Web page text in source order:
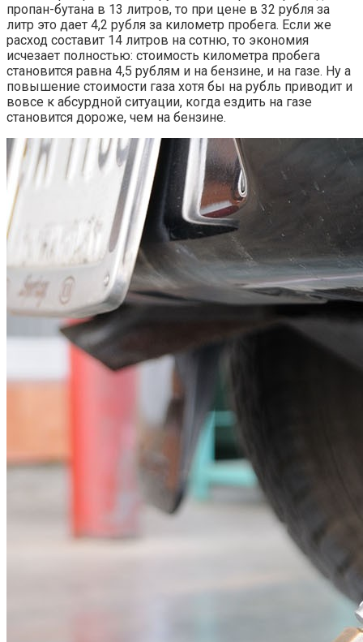
пропан-бутана в 13 литров, то при цене в 32 рубля за
литр это дает 4,2 рубля за километр пробега. Если же
расход составит 14 литров на сотню, то экономия
исчезает полностью: стоимость километра пробега
становится равна 4,5 рублям и на бензине, и на газе. Ну а
повышение стоимости газа хотя бы на рубль приводит и
вовсе к абсурдной ситуации, когда ездить на газе
становится дороже, чем на бензине.